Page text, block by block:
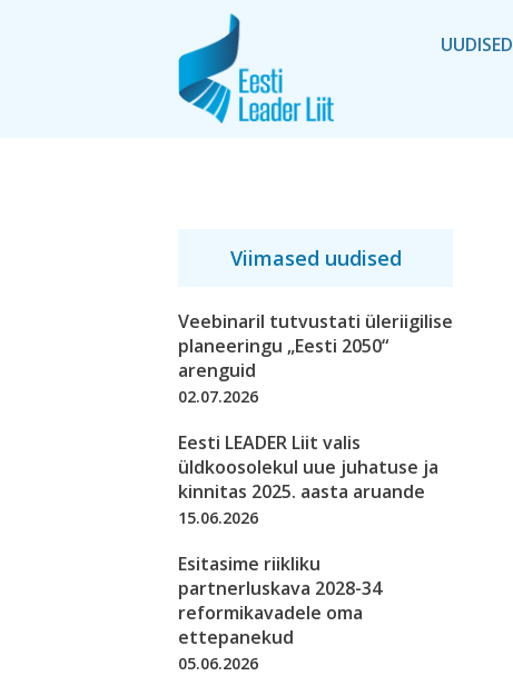
UUDISED
Viimased uudised
Veebinaril tutvustati üleriigilise
planeeringu „Eesti 2050“
arenguid
02.07.2026
Eesti LEADER Liit valis
üldkoosolekul uue juhatuse ja
kinnitas 2025. aasta aruande
15.06.2026
Esitasime riikliku
partnerluskava 2028-34
reformikavadele oma
ettepanekud
05.06.2026